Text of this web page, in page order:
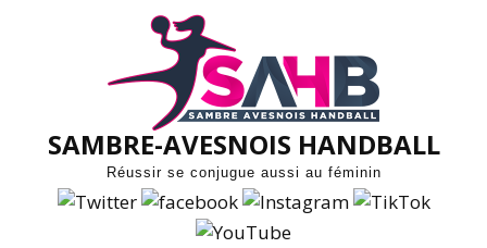
SAMBRE-AVESNOIS HANDBALL
Réussir se conjugue aussi au féminin